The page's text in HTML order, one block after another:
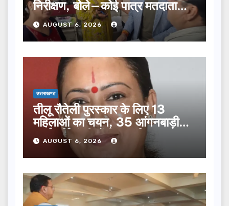
निरीक्षण, बोले—कोई पात्र मतदाता
सूची से न छूटे…
AUGUST 6, 2026
उत्तराखण्ड
तीलू रौतेली पुरस्कार के लिए 13
महिलाओं का चयन, 35 आंगनबाड़ी
कार्यकर्तियां भी होंगी सम्मानित…
AUGUST 6, 2026